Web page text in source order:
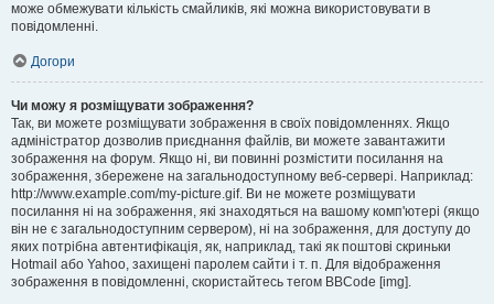
може обмежувати кількість смайликів, які можна використовувати в
повідомленні.
Догори
Чи можу я розміщувати зображення?
Так, ви можете розміщувати зображення в своїх повідомленнях. Якщо
адміністратор дозволив приєднання файлів, ви можете завантажити
зображення на форум. Якщо ні, ви повинні розмістити посилання на
зображення, збережене на загальнодоступному веб-сервері. Наприклад:
http://www.example.com/my-picture.gif. Ви не можете розміщувати
посилання ні на зображення, які знаходяться на вашому комп'ютері (якщо
він не є загальнодоступним сервером), ні на зображення, для доступу до
яких потрібна автентифікація, як, наприклад, такі як поштові скриньки
Hotmail або Yahoo, захищені паролем сайти і т. п. Для відображення
зображення в повідомленні, скористайтесь тегом BBCode [img].